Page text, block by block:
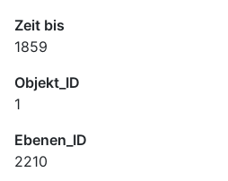
Zeit bis
1859
Objekt_ID
1
Ebenen_ID
2210